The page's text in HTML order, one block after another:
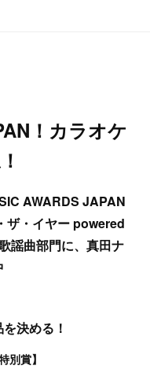
！カラオケ
AWARDS JAPAN
ザ・イヤー powered
謡曲部門に、真田ナ
決める！
別賞】